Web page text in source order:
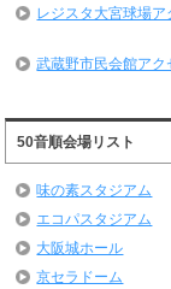
レジスタ大宮球場ア
武蔵野市民会館ア
50音順会場リスト
味の素スタジアム
エコパスタジアム
大阪城ホール
京セラドーム